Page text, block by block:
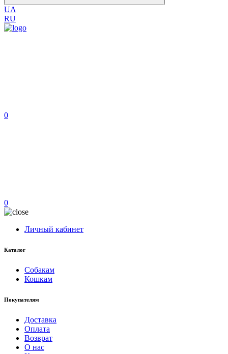
UA
RU
0
0
Личный кабинет
Каталог
Собакам
Кошкам
Покупателям
Доставка
Оплата
Возврат
О нас